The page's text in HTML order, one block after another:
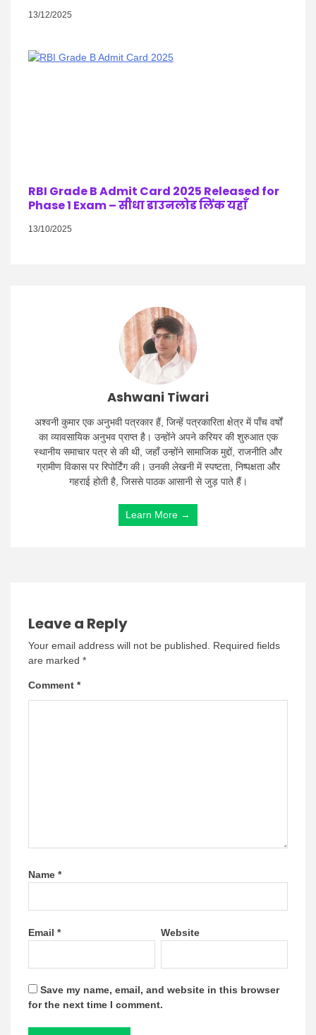
13/12/2025
RBI Grade B Admit Card 2025 Released for
Phase 1 Exam – सीधा डाउनलोड लिंक यहाँ
13/10/2025
Ashwani Tiwari
अश्वनी कुमार एक अनुभवी पत्रकार हैं, जिन्हें पत्रकारिता क्षेत्र में पाँच वर्षों
का व्यावसायिक अनुभव प्राप्त है। उन्होंने अपने करियर की शुरुआत एक
स्थानीय समाचार पत्र से की थी, जहाँ उन्होंने सामाजिक मुद्दों, राजनीति और
ग्रामीण विकास पर रिपोर्टिंग की। उनकी लेखनी में स्पष्टता, निष्पक्षता और
गहराई होती है, जिससे पाठक आसानी से जुड़ पाते हैं।
Learn More →
Leave a Reply
Your email address will not be published.
Required fields
are marked *
Comment *
Name *
Email * Website
Save my name, email, and website in this browser
for the next time I comment.